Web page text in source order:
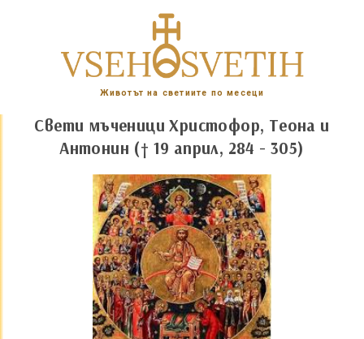
Животът на светиите по месеци
Свети мъченици Христофор, Теона и
Антонин († 19 април, 284 - 305)